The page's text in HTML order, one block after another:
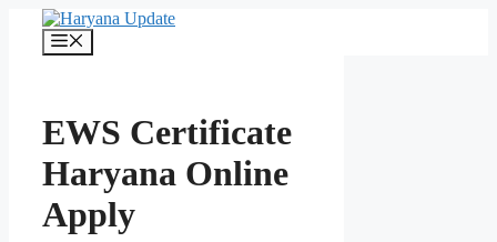
content
EWS Certificate
Haryana Online
Apply